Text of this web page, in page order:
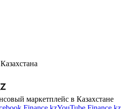
маркетплейс в Казахстане